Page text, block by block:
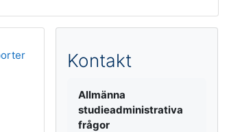
Kontakt
Allmänna
studieadministrativa
frågor